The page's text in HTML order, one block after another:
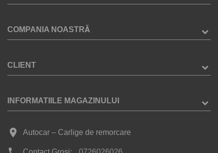
COMPANIA NOASTRĂ
CLIENT
INFORMATIILE MAGAZINULUI
place Autocar – Carlige de remorcare